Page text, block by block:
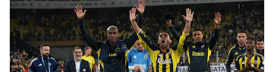
kılınması ve kişiselleştirilmesi ve sizlere yönelik
reklam/pazarlama faaliyetlerinin yapılması, amaçlarıyla
sınırlı olarak açık rızanız dahilinde kullanılacaktır.
Çerezlere ilişkin tercihlerinizi aşağıda yer alan panel